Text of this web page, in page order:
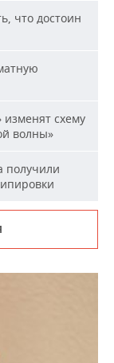
что достоин
схему
волны»
получили